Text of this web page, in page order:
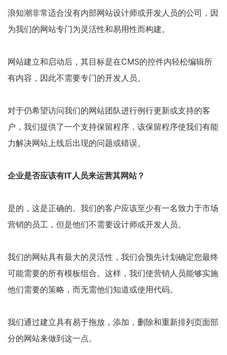
浪知潮非常适合没有内部网站设计师或开发人员的公司，因
为我们的网站专门为灵活性和易用性而构建。
网站建立和启动后，其目标是在CMS的控件内轻松编辑所
有内容，因此不需要专门的开发人员。
对于仍希望访问我们的网站团队进行例行更新或支持的客
户，我们提供了一个支持保留程序，该保留程序使我们有能
力解决网站上线后出现的问题或错误。
企业是否应该有IT人员来运营其网站？
是的，这是正确的。我们的客户应该至少有一名致力于市场
营销的员工，但是他们不需要设计师或开发人员。
我们的网站具有最大的灵活性，我们会预先计划确定您最终
可能需要的所有模板组合。这样，我们使营销人员能够实施
他们需要的策略，而无需他们知道或使用代码。
我们通过建立具有易于拖放，添加，删除和重新排列页面部
分的网站来做到这一点。